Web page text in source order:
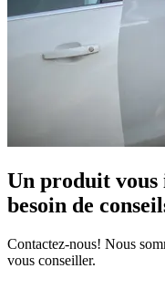
Un produit vous
besoin de
Contactez-nous! Nous
vous conseiller.